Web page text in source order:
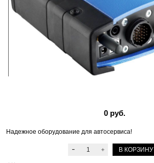
0 руб.
Надежное оборудование для автосервиса!
В КОРЗИНУ